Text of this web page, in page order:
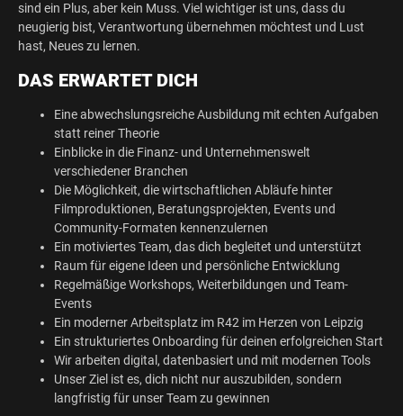
sind ein Plus, aber kein Muss. Viel wichtiger ist uns, dass du
neugierig bist, Verantwortung übernehmen möchtest und Lust
hast, Neues zu lernen.
DAS ERWARTET DICH
Eine abwechslungsreiche Ausbildung mit echten Aufgaben
statt reiner Theorie
Einblicke in die Finanz- und Unternehmenswelt
verschiedener Branchen
Die Möglichkeit, die wirtschaftlichen Abläufe hinter
Filmproduktionen, Beratungsprojekten, Events und
Community-Formaten kennenzulernen
Ein motiviertes Team, das dich begleitet und unterstützt
Raum für eigene Ideen und persönliche Entwicklung
Regelmäßige Workshops, Weiterbildungen und Team-
Events
Ein moderner Arbeitsplatz im R42 im Herzen von Leipzig
Ein strukturiertes Onboarding für deinen erfolgreichen Start
Wir arbeiten digital, datenbasiert und mit modernen Tools
Unser Ziel ist es, dich nicht nur auszubilden, sondern
langfristig für unser Team zu gewinnen